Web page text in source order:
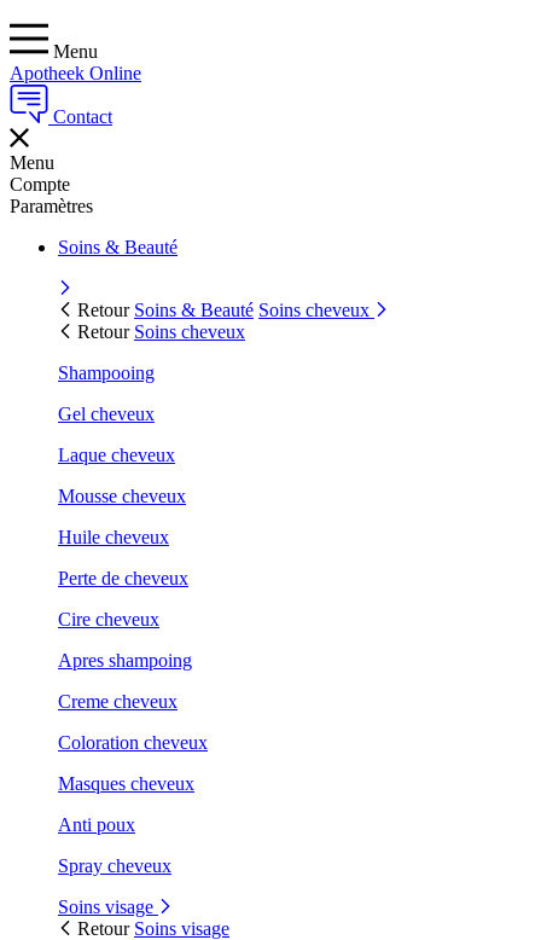
Menu
Apotheek Online
Contact
Menu
Compte
Paramètres
Soins & Beauté
Retour Soins & Beauté Soins cheveux
Retour Soins cheveux
Shampooing
Gel cheveux
Laque cheveux
Mousse cheveux
Huile cheveux
Perte de cheveux
Cire cheveux
Apres shampoing
Creme cheveux
Coloration cheveux
Masques cheveux
Anti poux
Spray cheveux
Soins visage
Retour Soins visage